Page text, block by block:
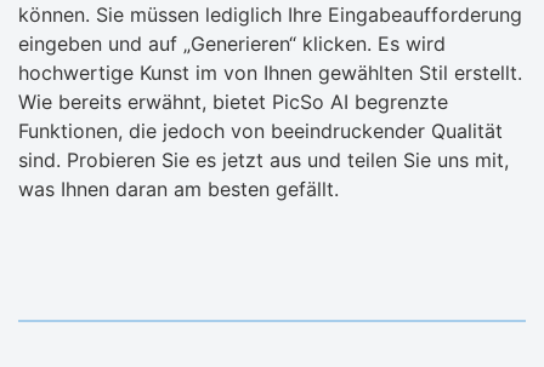
können. Sie müssen lediglich Ihre Eingabeaufforderung
eingeben und auf „Generieren“ klicken. Es wird
hochwertige Kunst im von Ihnen gewählten Stil erstellt.
Wie bereits erwähnt, bietet PicSo AI begrenzte
Funktionen, die jedoch von beeindruckender Qualität
sind. Probieren Sie es jetzt aus und teilen Sie uns mit,
was Ihnen daran am besten gefällt.